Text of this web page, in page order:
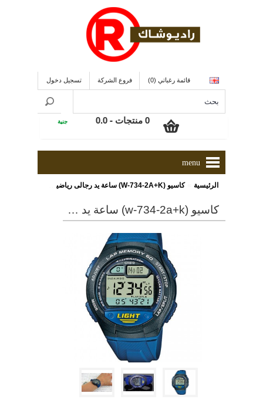
قائمة رغباتي (0) فروع الشركة تسجيل دخول
0 منتجات - 0.0 جنية
menu
الرئيسية »كاسيو (W-734-2A+K) ساعة يد رجالى رياضية رقمية مقاومة للماء ذو لون أزرق
كاسيو (w-734-2a+k) ساعة يد رجالى رياضية رقمية مقاومة للماء ذو لون أزرق